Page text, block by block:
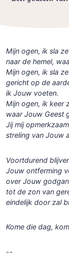
Mijn ogen, ik sla
naar de hemel,
Mijn ogen, ik sla
gericht op de
ik Jouw voeten.
Mijn ogen, ik keer
waar Jouw Geest
Jij mij
streling van Jouw
Voortdurend
Jouw ontferming
over Jouw
tot de zon van
eindelijk door zal
Kome die dag,
--